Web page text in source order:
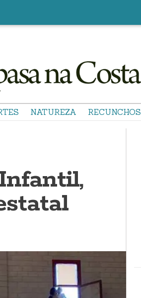
NATUREZA RECUNCHOS